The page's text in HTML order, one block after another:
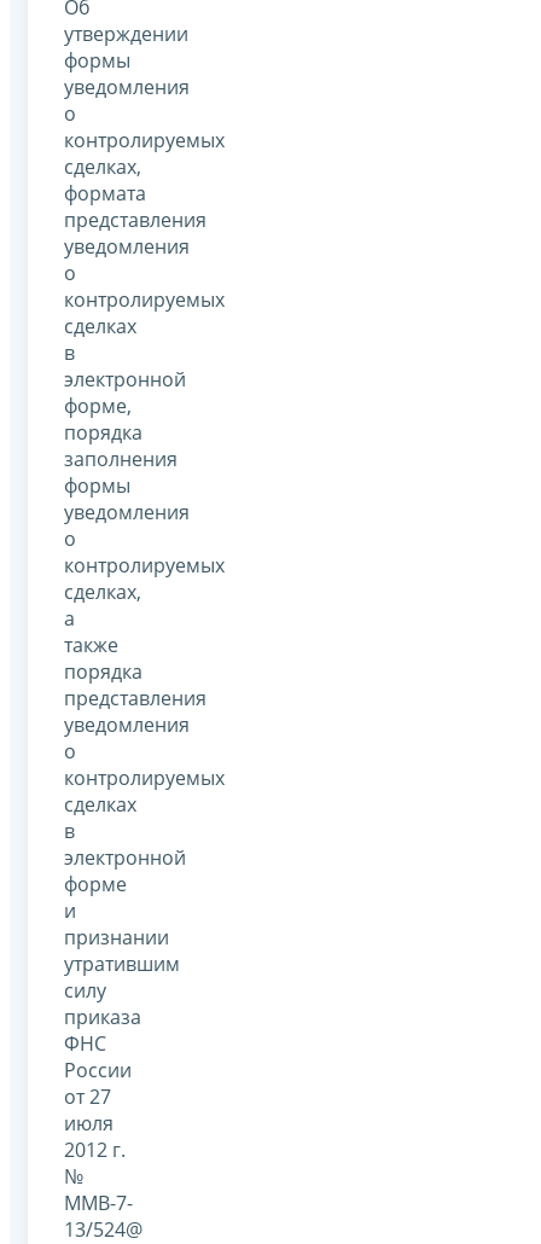
Об
утверждении
формы
уведомления
о
контролируемых
сделках,
формата
представления
уведомления
о
контролируемых
сделках
в
электронной
форме,
порядка
заполнения
формы
уведомления
о
контролируемых
сделках,
а
также
порядка
представления
уведомления
о
контролируемых
сделках
в
электронной
форме
и
признании
утратившим
силу
приказа
ФНС
России
от 27
июля
2012 г.
№
ММВ-7-
13/524@